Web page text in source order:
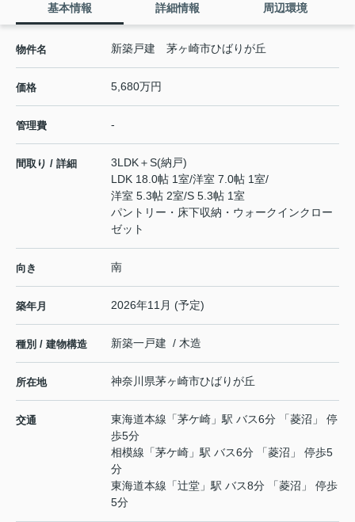
基本情報 詳細情報 周辺環境
物件名 新築戸建 茅ヶ崎市ひばりが丘
価格 5,680万円
管理費 -
間取り / 詳細
3LDK＋S(納戸)
LDK 18.0帖 1室/洋室 7.0帖 1室/
洋室 5.3帖 2室/S 5.3帖 1室
パントリー・床下収納・ウォークインクロー
ゼット
向き 南
築年月 2026年11月 (予定)
種別 / 建物構造 新築一戸建 / 木造
所在地 神奈川県茅ヶ崎市ひばりが丘
交通 東海道本線 「茅ケ崎 」駅 バス6分 「菱沼」 停
歩5分
相模線 「茅ケ崎 」駅 バス6分 「菱沼」 停歩5
分
東海道本線 「辻堂 」駅 バス8分 「菱沼」 停歩
5分